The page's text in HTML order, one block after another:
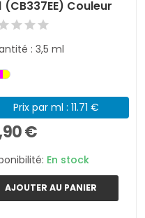
(CB337EE) Couleur
: 3,5 ml
Prix par ml : 11.71 €
€
En stock
AJOUTER AU PANIER